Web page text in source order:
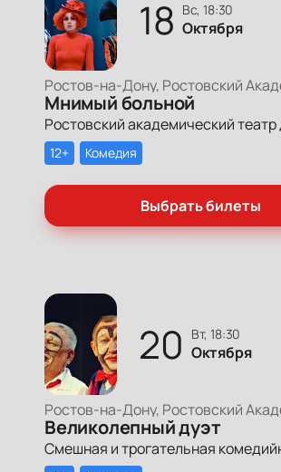
18 вс, 18:30
Октября
Мнимый больной
12+ Комедия
Выбрать билеты
20 вт, 18:30
Октября
Великолепный дуэт